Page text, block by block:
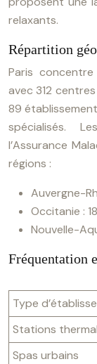
relaxants.
Répartition
Paris
avec 312
89
spécialisés.
l’Assurance
régions :
Auvergne-
Occitanie :
Nouvelle-
Fréquentation
Type
Stations
Spas urbains